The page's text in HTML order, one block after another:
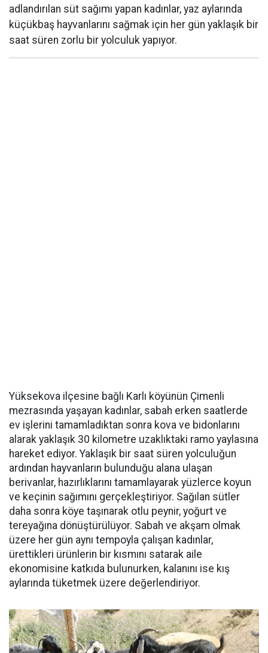
adlandırılan süt sağımı yapan kadınlar, yaz aylarında
küçükbaş hayvanlarını sağmak için her gün yaklaşık bir
saat süren zorlu bir yolculuk yapıyor.
Yüksekova ilçesine bağlı Karlı köyünün Çimenli
mezrasında yaşayan kadınlar, sabah erken saatlerde
ev işlerini tamamladıktan sonra kova ve bidonlarını
alarak yaklaşık 30 kilometre uzaklıktaki ramo yaylasına
hareket ediyor. Yaklaşık bir saat süren yolculuğun
ardından hayvanların bulunduğu alana ulaşan
berivanlar, hazırlıklarını tamamlayarak yüzlerce koyun
ve keçinin sağımını gerçekleştiriyor. Sağılan sütler
daha sonra köye taşınarak otlu peynir, yoğurt ve
tereyağına dönüştürülüyor. Sabah ve akşam olmak
üzere her gün aynı tempoyla çalışan kadınlar,
ürettikleri ürünlerin bir kısmını satarak aile
ekonomisine katkıda bulunurken, kalanını ise kış
aylarında tüketmek üzere değerlendiriyor.